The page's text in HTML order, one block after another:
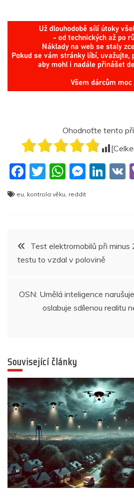
Ohodnoťte tento
F
a
c
o
o
T
w
itt
W
at
p
p
M
ss
g
er
Li
n
eu kontrola věku reddit
Navigace
pro
příspěvek
Test elektromobilů při minus
testu to vzdal v polovině
OSN: Umělá inteligence
oslabuje sdílenou realitu
Související články